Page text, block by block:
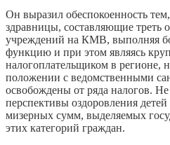
Он выразил обеспокоенность
здравницы, составляющие треть
учреждений на КМВ, выполняя
функцию и при этом являясь
налогоплательщиком в регионе,
положении с ведомственными
освобождены от ряда налогов.
перспективы оздоровления детей
мизерных сумм, выделяемых
этих категорий граждан.